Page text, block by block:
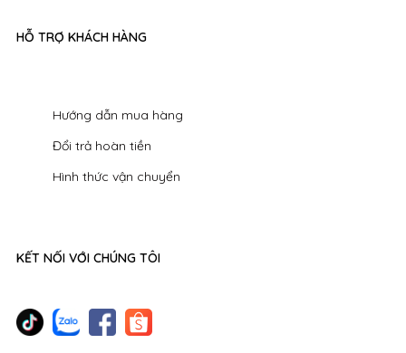
HỖ TRỢ KHÁCH HÀNG
Hướng dẫn mua hàng
Đổi trả hoàn tiền
Hình thức vận chuyển
KẾT NỐI VỚI CHÚNG TÔI